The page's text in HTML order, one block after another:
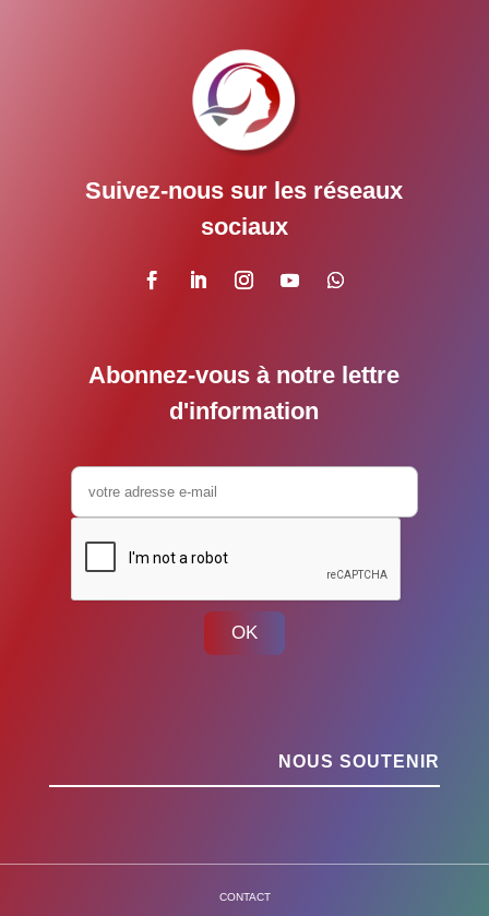
Suivez-nous sur les réseaux
sociaux
Abonnez-vous à notre lettre
d'information
OK
NOUS SOUTENIR
CONTACT